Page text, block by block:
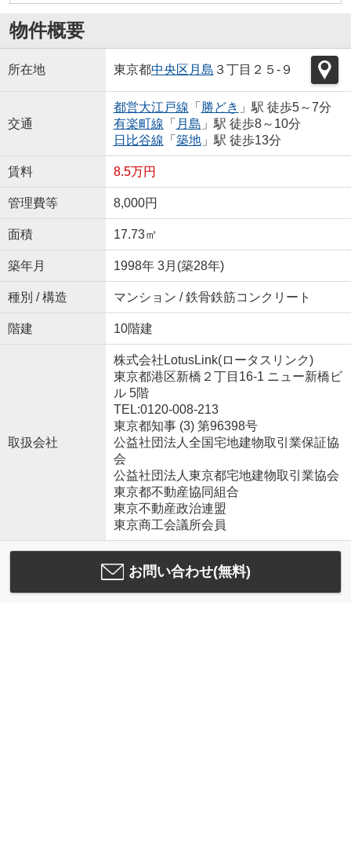
物件概要
所在地 東京都中央区 月島 ３丁目２５-９
交通
都営大江戸線 「 勝どき 」駅 徒歩5～7分
有楽町線 「 月島 」駅 徒歩8～10分
日比谷線 「 築地」駅 徒歩13分
賃料 8.5万円
管理費等 8,000円
面積 17.73㎡
築年月 1998年 3月(築28年)
種別 / 構造 マンション / 鉄骨鉄筋コンクリート
階建 10階建
取扱会社
株式会社LotusLink(ロータスリンク)
東京都港区新橋２丁目16-1 ニュー新橋ビ
ル 5階
TEL:0120-008-213
東京都知事 (3) 第96398号
公益社団法人全国宅地建物取引業保証協
会
公益社団法人東京都宅地建物取引業協会
東京都不動産協同組合
東京不動産政治連盟
東京商工会議所会員
お問い合わせ(無料)